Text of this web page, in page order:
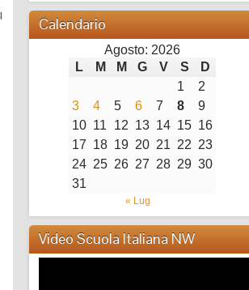
Calendario
Agosto: 2026
L
M M G V S
D
1
2
3
4 5 6 7 8
9
10 11 12 13 14 15 16
17 18 19 20 21 22 23
24 25 26 27 28 29 30
31
« Lug
Video Scuola Italiana NW